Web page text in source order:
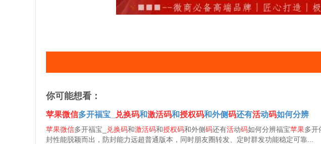
你可能想看：
苹果微信多开福宝_ 兑换码和激活码和授权码和外侧码还有活动码如何分辨
苹果微信多开福宝_ 兑换码和激活码和授权码和外侧码还有活动码如何分辨福宝苹果多开
封性能脱颖而出，防封能力远超普通版本，同时朋友圈转发、定时群发功能稳定可靠...